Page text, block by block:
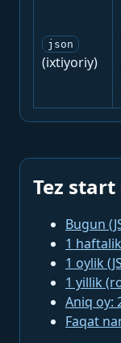
json
(ixtiyoriy)
Tez
Bugun
1
1 oylik
1 yillik
Aniq oy:
Faqat